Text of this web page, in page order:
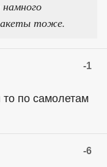
тоже.
-1
по самолетам
-6